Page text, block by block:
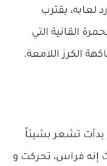
لعابه، يقترب
القانية التي
الكرز اللامعة.
بدأت تشعر بشيئاً
إنه فراس، تحركت و